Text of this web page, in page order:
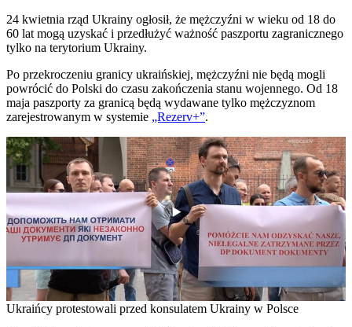
24 kwietnia rząd Ukrainy ogłosił, że mężczyźni w wieku od 18 do
60 lat mogą uzyskać i przedłużyć ważność paszportu zagranicznego
tylko na terytorium Ukrainy.
Po przekroczeniu granicy ukraińskiej, mężczyźni nie będą mogli
powrócić do Polski do czasu zakończenia stanu wojennego. Od 18
maja paszporty za granicą będą wydawane tylko mężczyznom
zarejestrowanym w systemie „Rezerv+”.
Ukraińcy protestowali przed konsulatem Ukrainy w Polsce